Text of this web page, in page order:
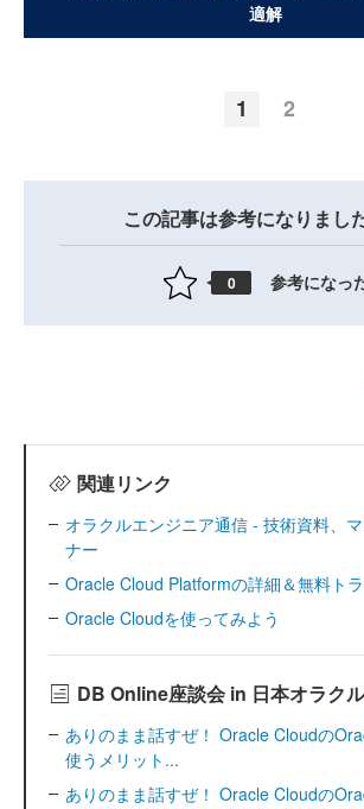
適解
1 2
この記事は参考になりまし
0 参考になっ
関連リンク
オラクルエンジニア通信 - 技術資料、
ナー
Oracle Cloud Platformの詳細＆無料ト
Oracle Cloudを使ってみよう
DB Online座談会 in 日本オラク
ありのまま話すぜ！ Oracle Cloudの
使うメリット...
ありのまま話すぜ！ Oracle Cloudの